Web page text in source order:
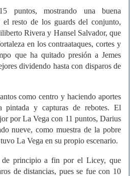
puntos, mostrando una buena
resto de los guards del conjunto,
Rivera y Hansel Salvador, que
en los contraataques, cortes y
que ha quitado presión a Jemes
dividendo hasta con disparos de
como centro y haciendo aportes
pintada y capturas de rebotes. El
por La Vega con 11 puntos, Darius
nueve, como muestra de la pobre
La Vega en su propio escenario.
de principio a fin por el Licey, que
de distancias, pues se fue con 10